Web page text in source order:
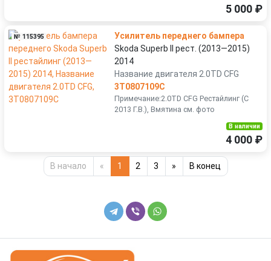
5 000 ₽
№ 115395
Усилитель переднего бампера
Skoda Superb II рест. (2013—2015)
2014
Название двигателя 2.0TD CFG
3T0807109C
Примечание:2.0TD CFG Рестайлинг (С
2013 Г.В.), Вмятина см. фото
В наличии
4 000 ₽
В начало « 1 2 3 » В конец